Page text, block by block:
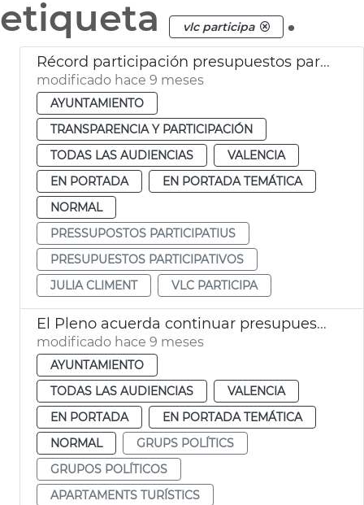
etiqueta
vlc participa .
Récord participación presupuestos participativos València
modificado hace 9 meses
AYUNTAMIENTO
TRANSPARENCIA Y PARTICIPACIÓN
TODAS LAS AUDIENCIAS
VALENCIA
EN PORTADA
EN PORTADA TEMÁTICA
NORMAL
PRESSUPOSTOS PARTICIPATIUS
PRESUPUESTOS PARTICIPATIVOS
JULIA CLIMENT
VLC PARTICIPA
El Pleno acuerda continuar presupuestos participativos ‘VLC Participa’
modificado hace 9 meses
AYUNTAMIENTO
TODAS LAS AUDIENCIAS
VALENCIA
EN PORTADA
EN PORTADA TEMÁTICA
NORMAL
GRUPS POLÍTICS
GRUPOS POLÍTICOS
APARTAMENTS TURÍSTICS